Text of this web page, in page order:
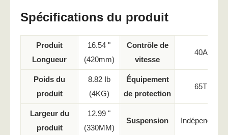
Spécifications du produit
Produit
Longueur
16.54 "
(420mm)
Contrôle de
vitesse
40A
Poids du
produit
8.82 Ib
(4KG)
Équipement
de protection
65T
Largeur du
produit
12.99 "
(330MM)
Suspension Indépendant